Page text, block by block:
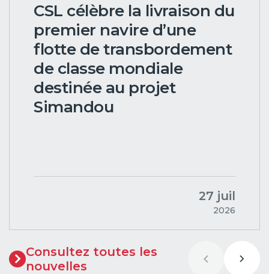
CSL célèbre la livraison du
premier navire d’une
flotte de transbordement
de classe mondiale
destinée au projet
Simandou
27 juil
2026
Consultez toutes les
nouvelles